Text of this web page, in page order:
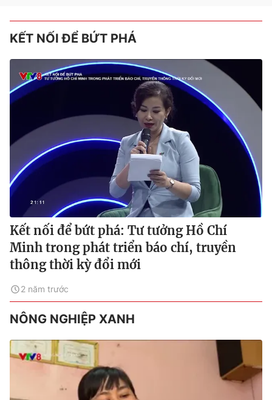
KẾT NỐI ĐỂ BỨT PHÁ
Kết nối để bứt phá: Tư tưởng Hồ Chí
Minh trong phát triển báo chí, truyền
thông thời kỳ đổi mới
2 năm trước
NÔNG NGHIỆP XANH